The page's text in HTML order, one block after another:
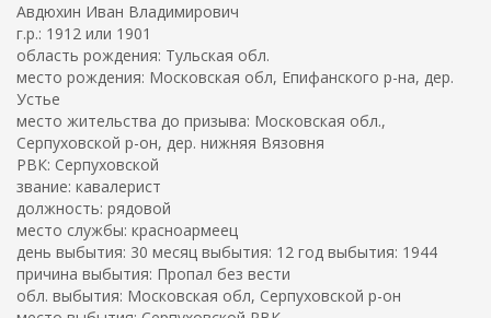
Авдюхин Иван Владимирович
г.р.: 1912 или 1901
область рождения: Тульская обл.
место рождения: Московская обл, Епифанского р-на, дер.
Устье
место жительства до призыва: Московская обл.,
Серпуховской р-он, дер. нижняя Вязовня
РВК: Серпуховской
звание: кавалерист
должность: рядовой
место службы: красноармеец
день выбытия: 30 месяц выбытия: 12 год выбытия: 1944
причина выбытия: Пропал без вести
обл. выбытия: Московская обл, Серпуховской р-он